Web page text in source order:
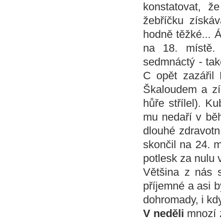
konstatovat,
žebříčku
hodně těžké...
na 18. místě.
sedmnáctý -
C opět zazářil
Škaloudem a
hůře střílel).
mu nedaří v
dlouhé
skončil na 24.
potlesk za nulu
Většina z nás
příjemné a asi
dohromady, i
V neděli mnozí